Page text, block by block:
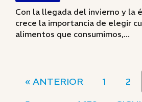
Con la llegada del invierno y la
crece la importancia de elegir
alimentos que consumimos,...
« ANTERIOR 1 2